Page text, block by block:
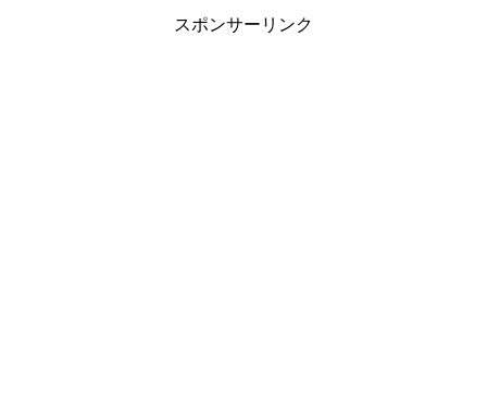
スポンサーリンク